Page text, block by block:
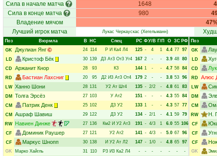
Сила в начале матча
1648
Сила в конце матча
980
Владение мячом
Лучший игрок матча
Лукас Черкаускас (Хегельманн)
Поз Вюрмла В НC Спец РC ФУ/В Г/П О ЗС РФ
GK
Джулиан Янг 24 114 Р И Ка4 Л4 125 - 4 1 4.4 77 97
LD
Кристоф Бёк 30 139 Д3 Ат3 От3 Уг4 167 2 - - 3.9 48 80
CD Аржанит Кнор 28 93 К3 144 1 - - 4.7 58 84
RD
Бастиан Лахсниг 20 95 Д2 И3 Ат3 От4 179 2 - - 3.8 53 96
LW Ханно Шони 28 131 У2 Ат Шт4 135 - 2/2 - 4.8 61 83
DM
Толга Эрсёз 27 103 У Ат2 151 - - - 4.3 55 84
CM
Патрик Денк 25 102 Д3 У2 133 1 - - 4.3 57 77
CM
Ашраф Шавиш 29 122 Д3 У2 134 - 2/1 - 4.1 59 79
RW Навиен Динже 27 136 Км2 И У2 Ат3 191 - 4/3 1 6.0 55 106
CF
Доминик Раушер 27 121 У2 Ат2 141 - 4/3 - 5.0 67 96
CF
Маркус Шнопп 30 138 И У2 Ат Л2 147 - 1/0 - 4.8 65 97
GK
Марко Хайгль 31 110 Р3 И3 Ка2 Л4 - - - - - -
-
Поз
GK
LD
CD
RD Алюс
LW
DM
CM
RW Н.
CF
CF
CF
GK